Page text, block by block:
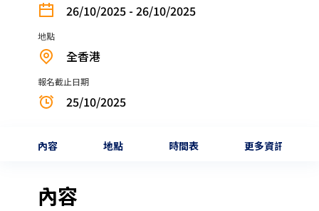
26/10/2025 - 26/10/2025
地點
全香港
報名截止日期
25/10/2025
內容 地點 時間表 更多資訊
內容